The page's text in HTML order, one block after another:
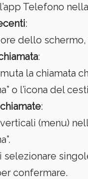
Telefono
:
dello
:
la chiamata
o l’icona del
:
(menu)
confermare.